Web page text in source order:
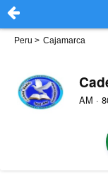
Peru > Cajamarca
AM ·